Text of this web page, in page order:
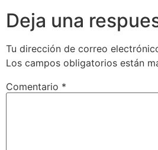
Deja una
Tu dirección de correo
Los campos obligatorios están
Comentario *